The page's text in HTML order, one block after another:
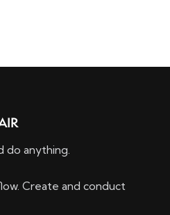
do anything.
Create and conduct